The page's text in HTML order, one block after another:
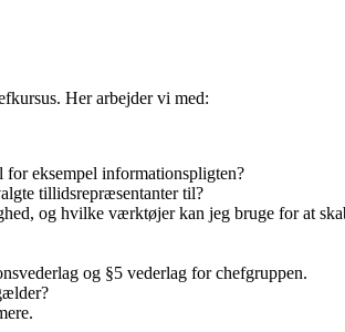
Her arbejder vi med:
eksempel informationspligten?
tillidsrepræsentanter til?
og hvilke værktøjer kan jeg bruge for at
og §5 vederlag for chefgruppen.